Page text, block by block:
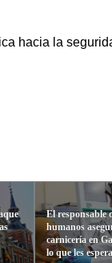
hacia la
El responsable
humanos
carnicería en
lo que les